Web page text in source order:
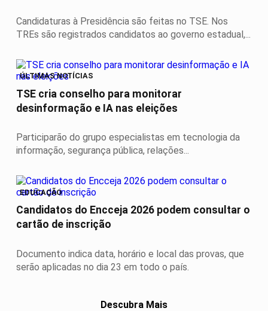
Candidaturas à Presidência são feitas no TSE. Nos
TREs são registrados candidatos ao governo estadual,...
ÚLTIMAS NOTÍCIAS
TSE cria conselho para monitorar
desinformação e IA nas eleições
Participarão do grupo especialistas em tecnologia da
informação, segurança pública, relações...
EDUCAÇÃO
Candidatos do Encceja 2026 podem consultar o
cartão de inscrição
Documento indica data, horário e local das provas, que
serão aplicadas no dia 23 em todo o país.
Descubra Mais